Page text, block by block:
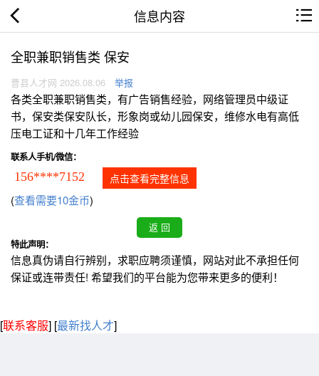
信息内容
全职兼职销售类 保安
曹县人才网 2026.08.06 举报
各类全职兼职销售类，有广告销售经验，网络管理员中级证
书，保安类保安队长，形象岗或幼儿园保安，维修水电有高低
压电工证和十几年工作经验
联系人手机/微信：
156****7152 点击查看完整信息
(查看需要10金币)
特此声明：
信息真伪请自行辨别，求职应聘须谨慎，网站对此不承担任何
保证或连带责任! 希望我们的平台能为您带来更多的便利！
[联系客服] [最新找人才]